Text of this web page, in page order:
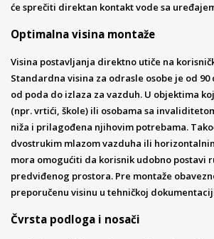
će sprečiti direktan kontakt vode sa
Optimalna visina montaže
Visina postavljanja direktno utiče na
Standardna visina za odrasle osobe je od 90
od poda do izlaza za vazduh. U objektima
(npr. vrtići, škole) ili osobama sa
niža i prilagođena njihovim potrebama.
dvostrukim mlazom vazduha ili
mora omogućiti da korisnik udobno postavi
predviđenog prostora. Pre montaže
preporučenu visinu u tehničkoj
Čvrsta podloga i nosači